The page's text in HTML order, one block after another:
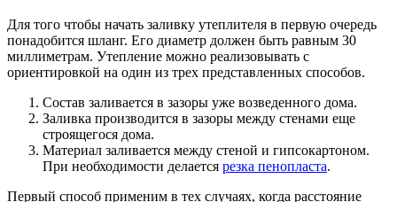
Для того чтобы начать заливку утеплителя в первую очередь
понадобится шланг. Его диаметр должен быть равным 30
миллиметрам. Утепление можно реализовывать с
ориентировкой на один из трех представленных способов.
Состав заливается в зазоры уже возведенного дома.
Заливка производится в зазоры между стенами еще
строящегося дома.
Материал заливается между стеной и гипсокартоном.
При необходимости делается резка пенопласта.
Первый способ применим в тех случаях, когда расстояние